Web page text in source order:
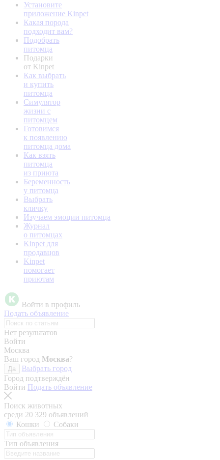
Установите
приложение Kinpet
Какая порода
подходит вам?
Подобрать
питомца
Подарки
от Kinpet
Как выбрать
и купить
питомца
Симулятор
жизни с
питомцем
Готовимся
к появлению
питомца дома
Как взять
питомца
из приюта
Беременность
у питомца
Выбрать
кличку
Изучаем эмоции питомца
Журнал
о питомцах
Kinpet для
продавцов
Kinpet
помогает
приютам
Войти в профиль
Подать объявление
Нет результатов
Войти
Москва
Ваш город Москва?
Да
Выбрать город
Город подтверждён
Войти Подать объявление
Поиск животных
среди 20 329 объявлений
Кошки
Собаки
Тип объявления